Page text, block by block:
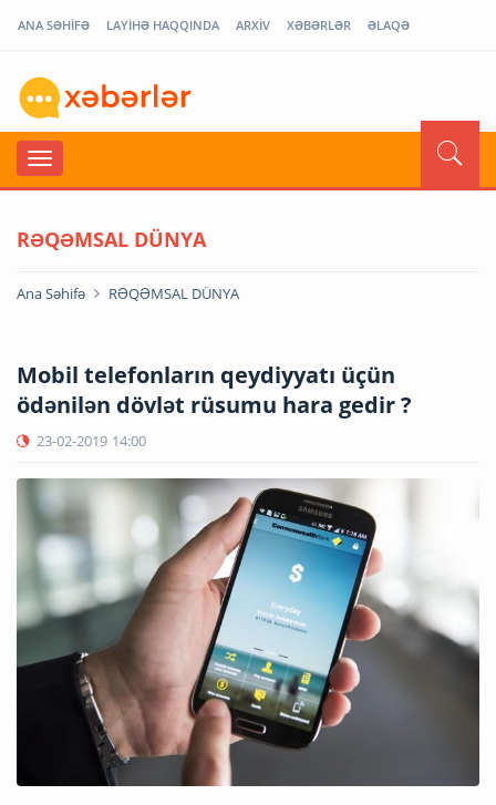
ANA SƏHİFƏ LAYİHƏ HAQQINDA ARXİV XƏBƏRLƏR ƏLAQƏ
RƏQƏMSAL DÜNYA
Ana Səhifə RƏQƏMSAL DÜNYA
Mobil telefonların qeydiyyatı üçün
ödənilən dövlət rüsumu hara gedir ?
23-02-2019 14:00